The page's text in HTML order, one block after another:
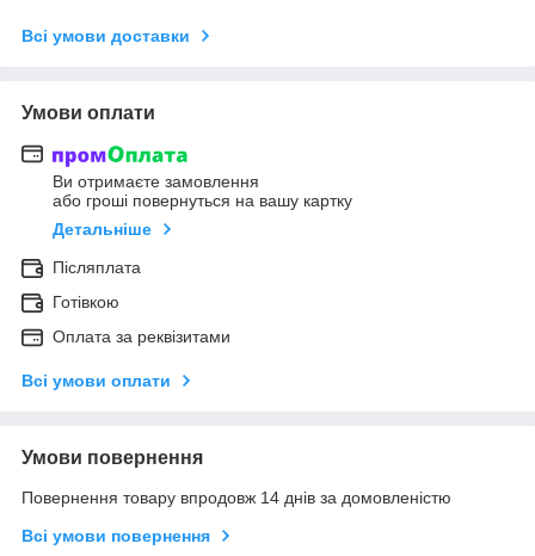
Всі умови доставки
Умови оплати
Ви отримаєте замовлення
або гроші повернуться на вашу картку
Детальніше
Післяплата
Готівкою
Оплата за реквізитами
Всі умови оплати
Умови повернення
Повернення товару впродовж 14 днів за домовленістю
Всі умови повернення